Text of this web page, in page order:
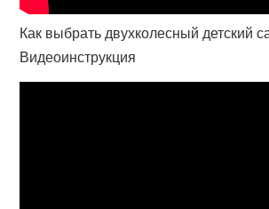
Как выбрать двухколесный детский
Видеоинструкция